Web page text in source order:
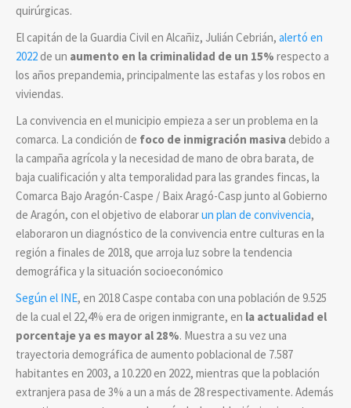
quirúrgicas.
El capitán de la Guardia Civil en Alcañiz, Julián Cebrián, alertó en
2022de un aumento en la criminalidad de un 15% respecto a
los años prepandemia, principalmente las estafas y los robos en
viviendas.
La convivencia en el municipio empieza a ser un problema en la
comarca. La condición de foco de inmigración masivadebido a
la campaña agrícola y la necesidad de mano de obra barata, de
baja cualificación y alta temporalidad para las grandes fincas, la
Comarca Bajo Aragón-Caspe / Baix Aragó-Casp junto al Gobierno
de Aragón, con el objetivo de elaborarun plan de convivencia,
elaboraron un diagnóstico de la convivencia entre culturas en la
región a finales de 2018, que arroja luz sobre la tendencia
demográfica y la situación socioeconómico
Según el INE, en 2018 Caspe contaba con una población de 9.525
de la cual el 22,4% era de origen inmigrante, en la actualidad el
porcentaje ya es mayor al 28%. Muestra a su vez una
trayectoria demográfica de aumento poblacional de 7.587
habitantes en 2003, a 10.220 en 2022, mientras que la población
extranjera pasa de 3% a un a más de 28 respectivamente. Además